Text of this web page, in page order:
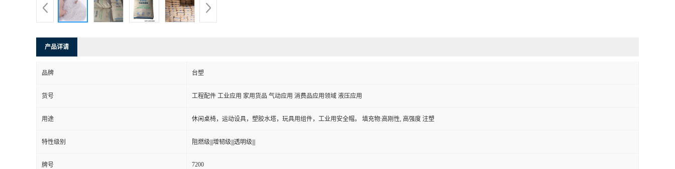
产品详请
品牌 台塑
货号 工程配件 工业应用 家用货品 气动应用 消费品应用领域 液压应用
用途 休闲桌椅，运动设具，塑胶水塔，玩具用组件，工业用安全帽。 填充物:高刚性, 高强度 注塑
特性级别 阻燃级|||增韧级|||透明级|||
牌号 7200